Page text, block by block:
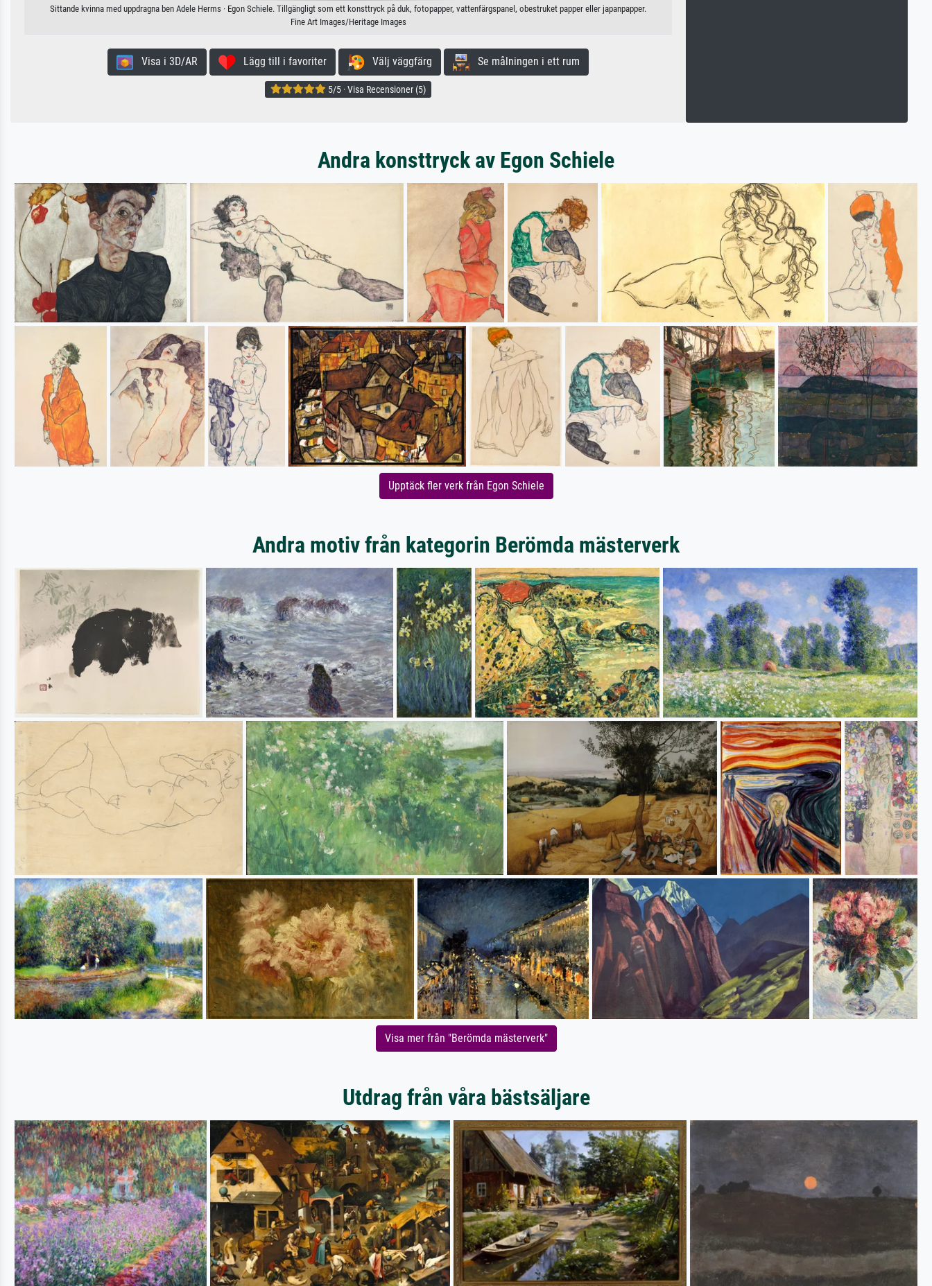
Sittande kvinna med uppdragna ben Adele Herms · Egon Schiele. Tillgängligt som ett konsttryck på duk, fotopapper, vattenfärgspanel, obestruket papper eller japanpapper.
Fine Art Images/Heritage Images
Visa i 3D/AR Lägg till i favoriter Välj väggfärg Se målningen i ett rum
5/5 · Visa Recensioner (5)
Andra konsttryck av Egon Schiele
Upptäck fler verk från Egon Schiele
Andra motiv från kategorin Berömda mästerverk
Visa mer från "Berömda mästerverk"
Utdrag från våra bästsäljare